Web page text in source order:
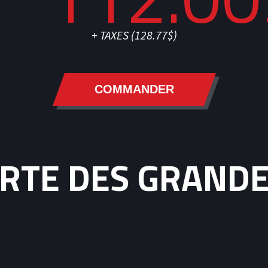
+ TAXES (128.77$)
COMMANDER
DES